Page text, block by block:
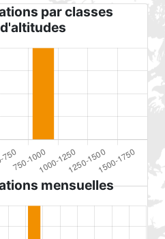
par classes
d'altitudes
mensuelles